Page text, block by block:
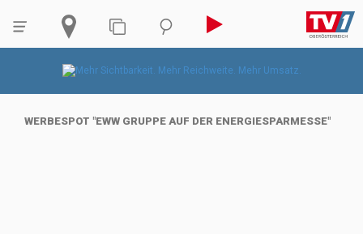
WERBESPOT "EWW GRUPPE AUF DER ENERGIESPARMESSE"